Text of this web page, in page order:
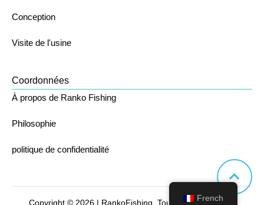
Conception
Visite de l'usine
Coordonnées
À propos de Ranko Fishing
Philosophie
politique de confidentialité
Copyright © 2026 | RankoFishing. Tous droits réservés.
French